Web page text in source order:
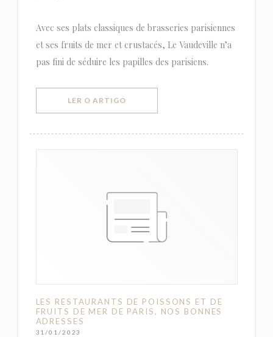
Avec ses plats classiques de brasseries parisiennes
et ses fruits de mer et crustacés, Le Vaudeville n’a
pas fini de séduire les papilles des parisiens.
LER O ARTIGO((ABRE NUMA NOVA JANELA))
LES RESTAURANTS DE POISSONS ET DE
FRUITS DE MER DE PARIS, NOS BONNES
ADRESSES
31/01/2023